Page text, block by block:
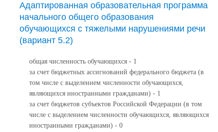
Адаптированная образовательная программа
начального общего образования
обучающихся с тяжелыми нарушениями речи
(вариант 5.2)
общая численность обучающихся - 1
за счет бюджетных ассигнований федерального бюджета (в
том числе с выделением численности обучающихся,
являющихся иностранными гражданами) - 1
за счет бюджетов субъектов Российской Федерации (в том
числе с выделением численности обучающихся, являющихся
иностранными гражданами) - 0